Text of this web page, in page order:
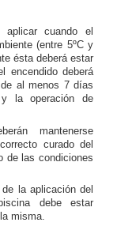
aplicar cuando el
(entre 5ºC y
ésta deberá estar
encendido deberá
al menos 7 días
la operación de
mantenerse
curado del
de las condiciones
la aplicación del
debe estar
misma.